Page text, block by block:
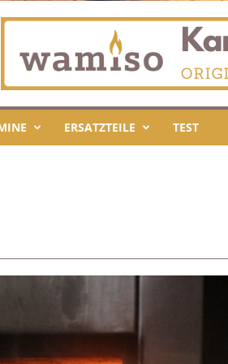
ERSATZTEILE TEST